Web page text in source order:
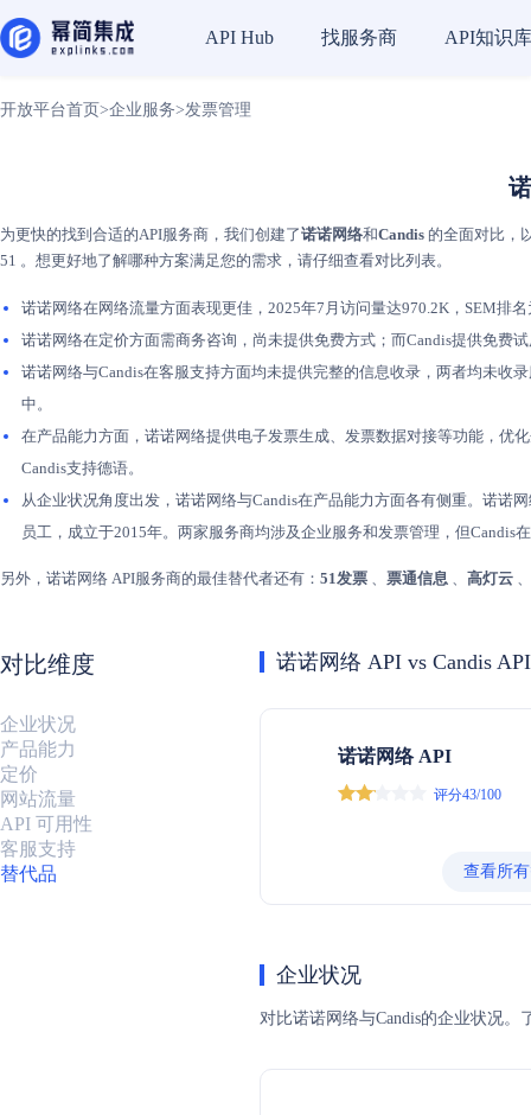
API Hub 找服务商 API知识库
开放平台首页 >企业服务>发票管理
为更快的找到合适的API服务商，我们创建了诺诺网络和Candis 的全面对比，
51 。想更好地了解哪种方案满足您的需求，请仔细查看对比列表。
诺诺网络在网络流量方面表现更佳，2025年7月访问量达970.2K，SEM排
诺诺网络在定价方面需商务咨询，尚未提供免费方式；而Candis提供免费
诺诺网络与Candis在客服支持方面均未提供完整的信息收录，两者均未收
中。
在产品能力方面，诺诺网络提供电子发票生成、发票数据对接等功能，优
Candis支持德语。
从企业状况角度出发，诺诺网络与Candis在产品能力方面各有侧重。诺诺
员工，成立于2015年。两家服务商均涉及企业服务和发票管理，但Candis
另外，诺诺网络 API服务商的最佳替代者还有： 51发票 、 票通信息 、 高灯云 、
对比维度
企业状况
产品能力
定价
网站流量
API 可用性
客服支持
替代品
诺诺网络 API vs Candis API
诺诺网络 API
评分43/100
查看所
企业状况
对比诺诺网络与Candis的企业状况